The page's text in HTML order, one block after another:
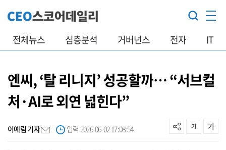
전체뉴스 심층분석 거버넌스 전자 IT
엔씨, ‘탈 리니지’ 성공할까… “서브컬
처·AI로 외연 넓힌다”
이예림 기자 입력 2026-06-02 17:08:54